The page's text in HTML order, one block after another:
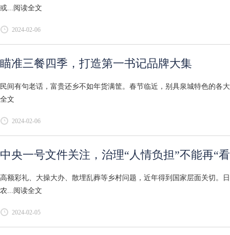
或... 阅读全文
2024-02-06
瞄准三餐四季，打造第一书记品牌大集
民间有句老话，富贵还乡不如年货满筐。春节临近，别具泉城特色的各
全文
2024-02-06
中央一号文件关注，治理“人情负担”不能再“
高额彩礼、大操大办、散埋乱葬等乡村问题，近年得到国家层面关切。
农... 阅读全文
2024-02-05